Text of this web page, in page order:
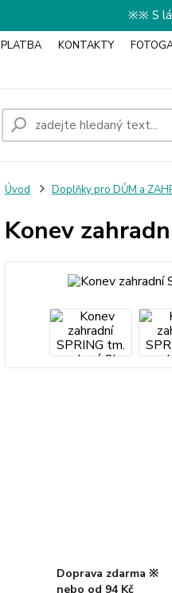
※※ S
KONTAKTY
Úvod Doplňky pro DŮM a
Konev
Doprava zdarma ※
nebo od 94 Kč